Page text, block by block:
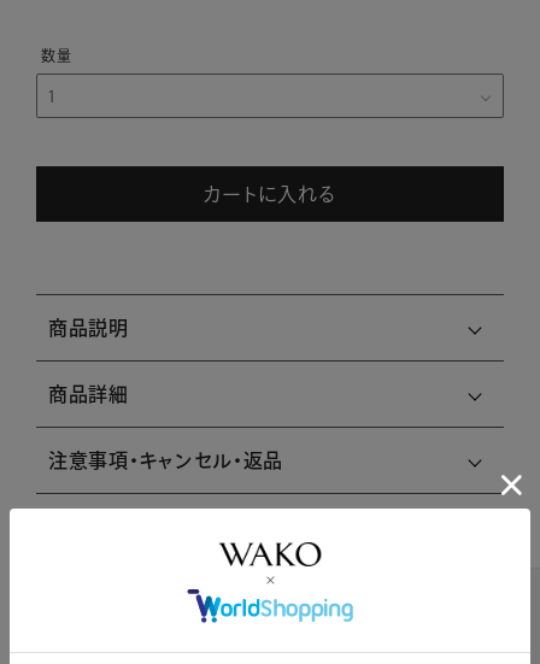
カートに入れる
商品説明
商品詳細
注意事項・キャンセル・返品